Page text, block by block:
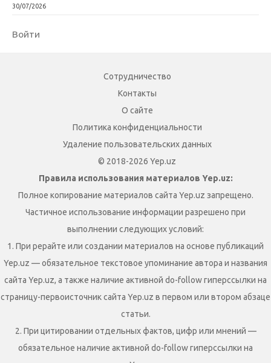
30/07/2026
Войти
Сотрудничество
Контакты
О сайте
Политика конфиденциальности
Удаление пользовательских данных
© 2018-2026 Yep.uz
Правила использования материалов Yep.uz:
Полное копирование материалов сайта Yep.uz запрещено.
Частичное использование информации разрешено при
выполнении следующих условий:
1. При рерайте или создании материалов на основе публикаций
Yep.uz — обязательное текстовое упоминание автора и названия
сайта Yep.uz, а также наличие активной do-follow гиперссылки на
страницу-первоисточник сайта Yep.uz в первом или втором абзаце
статьи.
2. При цитировании отдельных фактов, цифр или мнений —
обязательное наличие активной do-follow гиперссылки на